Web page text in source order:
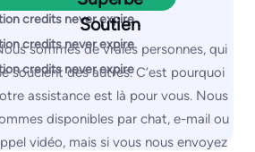
credits never expire
credits never expire
credits never expire
Soutien
sommes de vraies personnes, qui
soucient des autres. C’est pourquoi
assistance est là pour vous. Nous
disponibles par chat, e-mail ou
vidéo, mais si vous nous envoyez